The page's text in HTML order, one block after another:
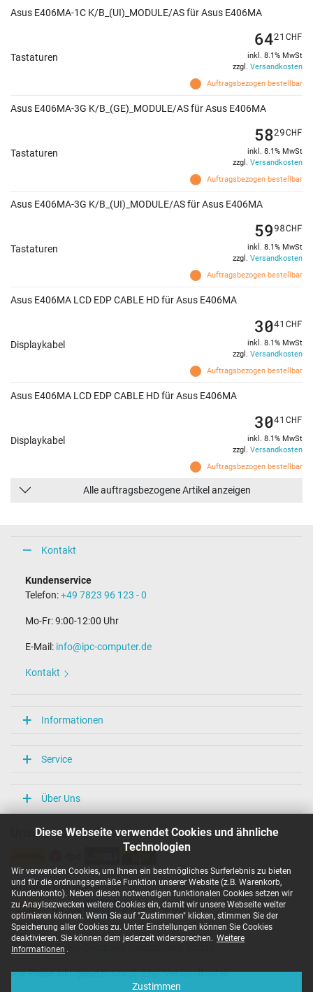
Diese Webseite verwendet Cookies und ähnliche
Technologien
Wir verwenden Cookies, um Ihnen ein bestmögliches Surferlebnis zu bieten
und für die ordnungsgemäße Funktion unserer Website (z.B. Warenkorb,
Kundenkonto). Neben diesen notwendigen funktionalen Cookies setzen wir
zu Anaylsezwecken weitere Cookies ein, damit wir unsere Webseite weiter
optimieren können. Wenn Sie auf "Zustimmen" klicken, stimmen Sie der
Speicherung aller Cookies zu. Unter Einstellungen können Sie Cookies
deaktivieren. Sie können dem jederzeit widersprechen. Weitere
Informationen .
Zustimmen
Asus E406MA-1C K/B_(UI)_MODULE/AS für Asus E406MA
Tastaturen
Auftragsbezogen bestellbar
6421 CHF
inkl. 8.1% MwSt
zzgl. Versandkosten
Asus E406MA-3G K/B_(GE)_MODULE/AS für Asus E406MA
Tastaturen
Auftragsbezogen bestellbar
5829CHF
inkl. 8.1% MwSt
zzgl. Versandkosten
Asus E406MA-3G K/B_(UI)_MODULE/AS für Asus E406MA
Tastaturen
Auftragsbezogen bestellbar
5998CHF
inkl. 8.1% MwSt
zzgl. Versandkosten
Asus E406MA LCD EDP CABLE HD für Asus E406MA
Displaykabel
Auftragsbezogen bestellbar
3041 CHF
inkl. 8.1% MwSt
zzgl. Versandkosten
Asus E406MA LCD EDP CABLE HD für Asus E406MA
Displaykabel
Auftragsbezogen bestellbar
3041 CHF
inkl. 8.1% MwSt
zzgl. Versandkosten
Alle auftragsbezogene Artikel anzeigen
Kontakt
Kundenservice
Telefon:+49 7823 96 123 - 0
Mo-Fr: 9:00-12:00 Uhr
E-Mail: info@ipc-computer.de
Kontakt
Informationen
Service
Über Uns
Unsere Versandarten
Unsere Zahlarten
Copyright ©
Alle Preise inkl. gesetzl. MwSt. zzgl. Versandkosten